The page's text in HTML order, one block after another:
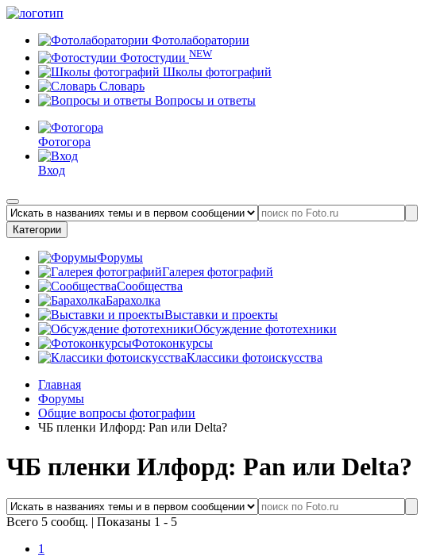
Фотолаборатории
Фотостудии NEW
Школы фотографий
Словарь
Вопросы и ответы
Фотогора
Вход
Категории
Форумы
Галерея фотографий
Сообщества
Барахолка
Выставки и проекты
Обсуждение фототехники
Фотоконкурсы
Классики фотоискусства
Главная
Форумы
Общие вопросы фотографии
ЧБ пленки Илфорд: Pan или Delta?
ЧБ пленки Илфорд: Pan или Delta?
Всего 5 сообщ. | Показаны 1 - 5
1